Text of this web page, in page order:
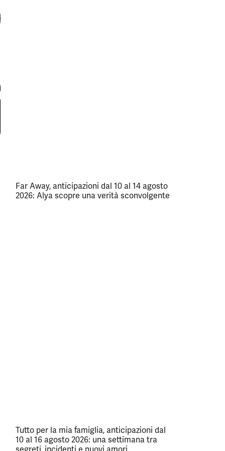
Far Away, anticipazioni dal 10 al 14 agosto
2026: Alya scopre una verità sconvolgente
Tutto per la mia famiglia, anticipazioni dal
10 al 16 agosto 2026: una settimana tra